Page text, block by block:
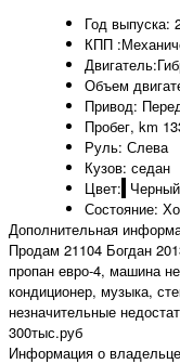
Год выпуска:
КПП :
Двигатель:
Объем
Привод:
Пробег, km
Руль: Слева
Кузов: седан
Цвет: Черный
Состояние:
Дополнительная
Продам 21104 Богдан
пропан евро-4, машина
кондиционер, музыка,
незначительные
300тыс.руб
Информация о